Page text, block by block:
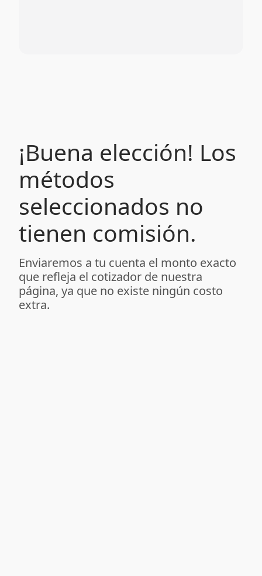
¡Buena elección! Los
métodos
seleccionados no
tienen comisión.
Enviaremos a tu cuenta el monto exacto
que refleja el cotizador de nuestra
página, ya que no existe ningún costo
extra.